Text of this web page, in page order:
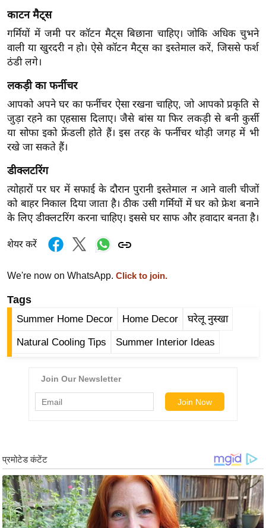
र्ल्ड
न्यू
ज
ब्री
म
नो
रं
ज
न
ज
ग
त
बॉ
वु
हॉ
ली
वु
फि
e
a
k
i
n
काटन मैट्स
गर्मियों में जमी पर कॉटन मैट्स बिछाना चाहिए। जोकि अधिक चुभने
वाली या खुरदरी न हो। ऐसे कॉटन मैट्स का इस्तेमाल करें, जिससे फर्श
ठंडी लगे।
लकड़ी का फर्नीचर
आपको अपने घर का फर्नीचर ऐसा रखना चाहिए, जो आपको प्रकृति से
जुड़ा रहने का एहसास दिलाए। जैसे बांस या फिर लकड़ी से बनी कुर्सी
या सोफा इको फ्रेंडली होते हैं। इस तरह के फर्नीचर थोड़ी जगह में भी
रखे जा सकते हैं।
डीक्लटरिंग
त्योहारों पर घर में सफाई के दौरान पुरानी इस्तेमाल न आने वाली चीजों
को बाहर निकाल दिया जाता है। ठीक उसी गर्मियों में घर को फ्रेश बनाने
के लिए डीक्लटरिंग करना चाहिए। इससे घर साफ और हवादार बनता है।
शेयर करें
We're now on WhatsApp. Click to join.
Tags
Summer Home Decor Home Decor घरेलू नुस्खा
Natural Cooling Tips Summer Interior Ideas